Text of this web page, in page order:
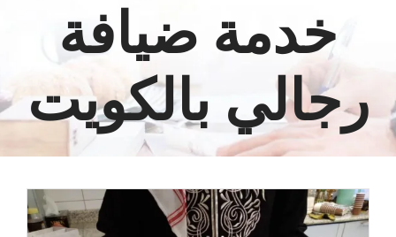
خدمة ضيافة
رجالي بالكويت